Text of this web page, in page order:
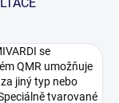
se
QMR umožňuje
jiný typ nebo
tvarované